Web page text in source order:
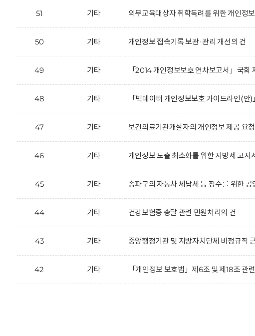
51 기타 의무교육대상자 취학독려를 위한 개인정
50 기타 개인정보 접속기록 보관·관리 개선의 건
49 기타 「2014 개인정보보호 연차보고서」국회
48 기타 「빅데이터 개인정보보호 가이드라인(안
47 기타 보건의료기관개설자의 개인정보 제공 요
46 기타 개인정보 노출 최소화를 위한 지방세 고지
45 기타 송파구의 자동차 체납세 등 징수를 위한
44 기타 건강보험증 송달 관련 민원처리의 건
43 기타 중앙행정기관 및 지방자치단체 비정규직
42 기타 「개인정보 보호법」제6조 및 제18조 관